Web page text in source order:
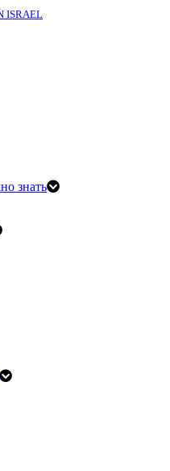
ISRAEL
знать